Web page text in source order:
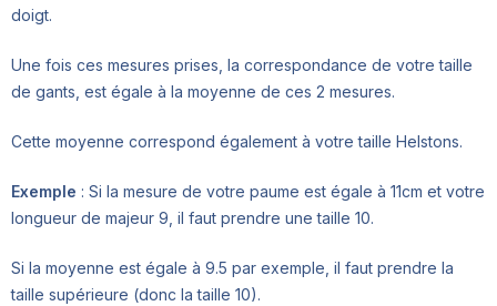
doigt.
Une fois ces mesures prises, la correspondance de votre taille
de gants, est égale à la moyenne de ces 2 mesures.
Cette moyenne correspond également à votre taille Helstons.
Exemple : Si la mesure de votre paume est égale à 11cm et votre
longueur de majeur 9, il faut prendre une taille 10.
Si la moyenne est égale à 9.5 par exemple, il faut prendre la
taille supérieure (donc la taille 10).